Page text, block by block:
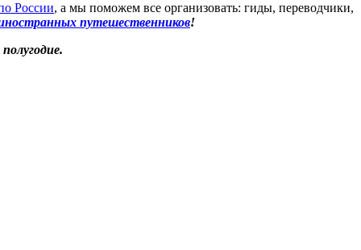
России, а мы поможем все организовать: гиды, переводчики,
путешественников!